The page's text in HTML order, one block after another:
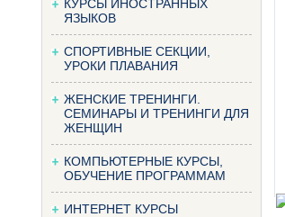
КУРСЫ ИНОСТРАННЫХ
ЯЗЫКОВ
СПОРТИВНЫЕ СЕКЦИИ,
УРОКИ ПЛАВАНИЯ
ЖЕНСКИЕ ТРЕНИНГИ.
СЕМИНАРЫ И ТРЕНИНГИ ДЛЯ
ЖЕНЩИН
КОМПЬЮТЕРНЫЕ КУРСЫ,
ОБУЧЕНИЕ ПРОГРАММАМ
ИНТЕРНЕТ КУРСЫ